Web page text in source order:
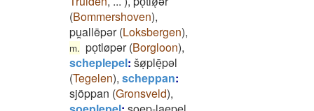
(Bommershoven),
pu̯allēpər(Loksbergen),
m. poͅtløpər(Borgloon),
scheplepel: šøͅplēͅpəl
(Tegelen), scheppan:
sjöppan (Gronsveld),